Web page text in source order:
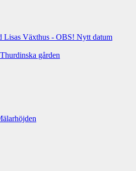
Lisas Växthus - OBS! Nytt datum
gården